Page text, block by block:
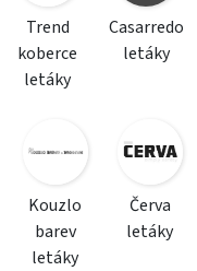
Trend
koberce
letáky
Casarredo
letáky
Kouzlo
barev
letáky
Červa
letáky